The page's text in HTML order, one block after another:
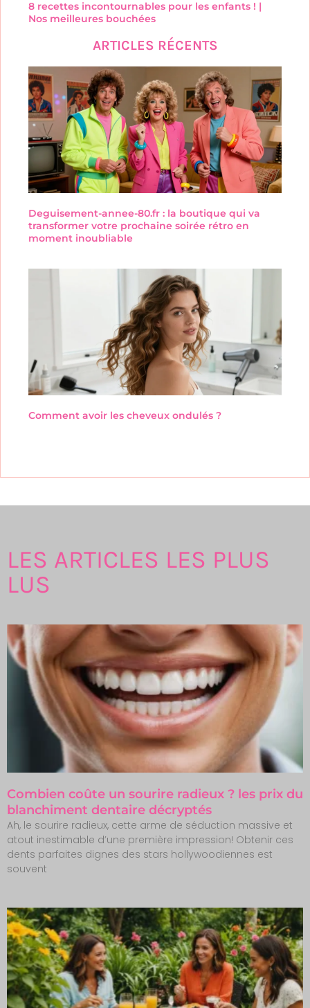
8 recettes incontournables pour les enfants ! |
Nos meilleures bouchées
ARTICLES RÉCENTS
Deguisement-annee-80.fr : la boutique qui va
transformer votre prochaine soirée rétro en
moment inoubliable
Comment avoir les cheveux ondulés ?
LES ARTICLES LES PLUS
LUS
Combien coûte un sourire radieux ? les prix du
blanchiment dentaire décryptés
Ah, le sourire radieux, cette arme de séduction massive et
atout inestimable d’une première impression! Obtenir ces
dents parfaites dignes des stars hollywoodiennes est
souvent